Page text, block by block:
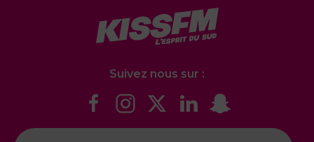
Suivez nous sur :